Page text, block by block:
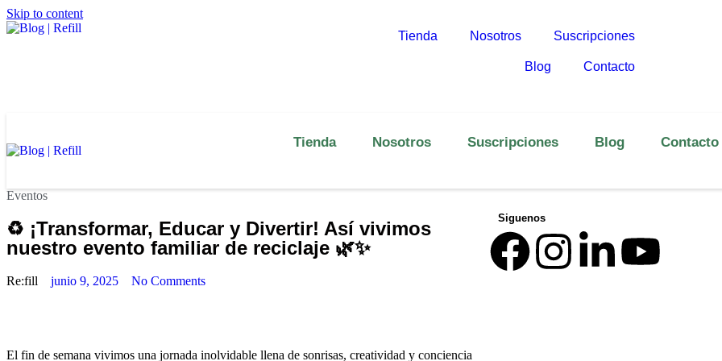
Skip to content
Tienda
Nosotros Suscripciones
Blog Contacto
Tienda Nosotros Suscripciones Blog Contacto
Eventos
♻️ ¡Transformar, Educar y Divertir! Así vivimos
nuestro evento familiar de reciclaje 🌿✨
Re:fill junio 9, 2025 No Comments
El fin de semana vivimos una jornada inolvidable llena de sonrisas, creatividad y conciencia
Siguenos